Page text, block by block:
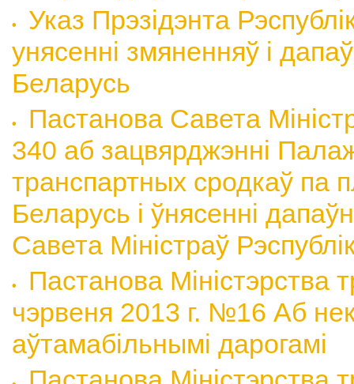
Указ Прэзідэнта
унясенні змяненняў і
Беларусь
Пастанова Савета
340 аб зацвярджэнні
транспартных сродкаў па
Беларусь і ўнясенні
Савета Міністраў
Пастанова Міністэрства
чэрвеня 2013 г. №16 Аб
аўтамабільнымі дарогамі